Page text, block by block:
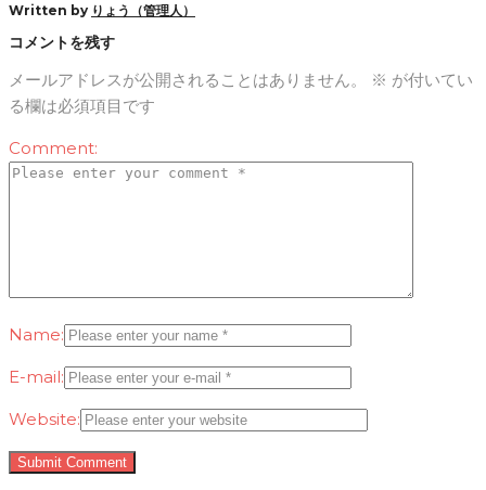
Written by りょう（管理人）
コメントを残す
メールアドレスが公開されることはありません。 ※ が付いてい
る欄は必須項目です
Comment:
Name:
E-mail:
Website: